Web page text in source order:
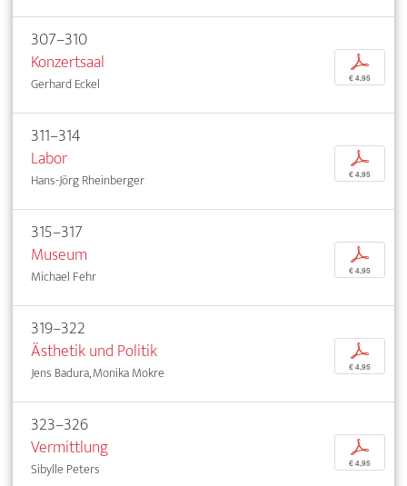
307–310
Konzertsaal
Gerhard Eckel
p
€ 4,95
311–314
Labor
Hans-Jörg Rheinberger
p
€ 4,95
315–317
Museum
Michael Fehr
p
€ 4,95
319–322
Ästhetik und Politik
Jens Badura, Monika Mokre
p
€ 4,95
323–326
Vermittlung
Sibylle Peters
p
€ 4,95